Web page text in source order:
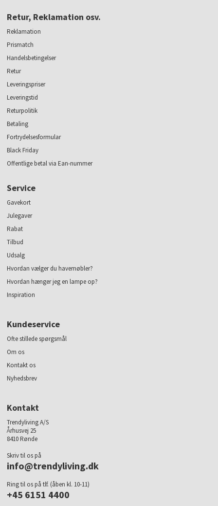
Retur, Reklamation osv.
Reklamation
Prismatch
Handelsbetingelser
Retur
Leveringspriser
Leveringstid
Returpolitik
Betaling
Fortrydelsesformular
Black Friday
Offentlige betal via Ean-nummer
Service
Gavekort
Julegaver
Rabat
Tilbud
Udsalg
Hvordan vælger du havemøbler?
Hvordan hænger jeg en lampe op?
Inspiration
Kundeservice
Ofte stillede spørgsmål
Om os
Kontakt os
Nyhedsbrev
Kontakt
Trendyliving A/S
Århusvej 25
8410 Rønde
Skriv til os på
info@trendyliving.dk
Ring til os på tlf. (åben kl. 10-11)
+45 6151 4400